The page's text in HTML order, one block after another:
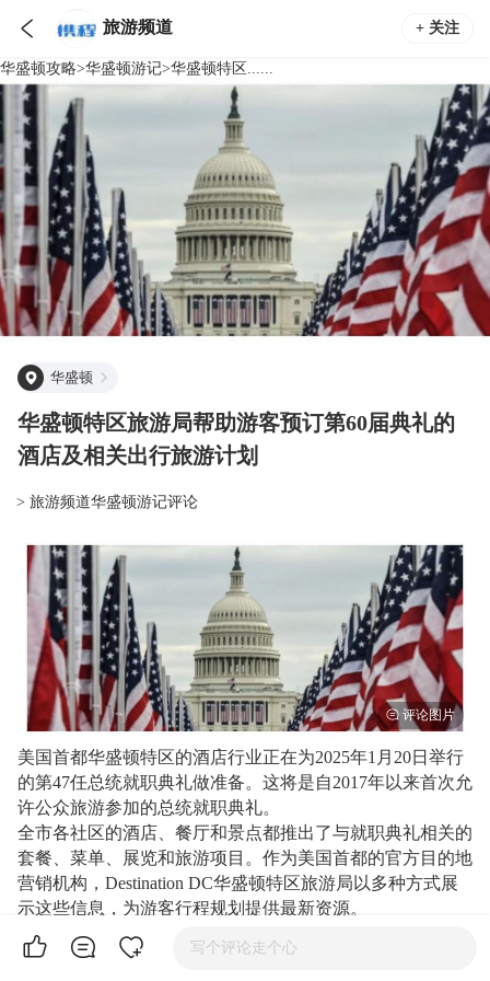
 旅游频道 + 关注
华盛顿攻略>华盛顿游记>华盛顿特区......
华盛顿
华盛顿特区旅游局帮助游客预订第60届典礼的
酒店及相关出行旅游计划
> 旅游频道华盛顿游记评论
美国首都华盛顿特区的酒店行业正在为2025年1月20日举行
的第47任总统就职典礼做准备。这将是自2017年以来首次允
许公众旅游参加的总统就职典礼。
全市各社区的酒店、餐厅和景点都推出了与就职典礼相关的
套餐、菜单、展览和旅游项目。作为美国首都的官方目的地
营销机构，Destination DC华盛顿特区旅游局以多种方式展
示这些信息，为游客行程规划提供最新资源。
游客可以在上找到关于就职典礼的全面的信息，包括活动日
程、酒店优惠、体验免费（或几乎免费）美国总统历史、知
写个评论走个心